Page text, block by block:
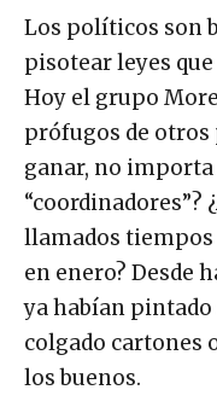
Los políticos son
pisotear leyes
Hoy el grupo
prófugos de otros
ganar, no importa
“coordinadores”?
llamados
en enero? Desde
ya habían pintado
colgado cartones
los buenos.